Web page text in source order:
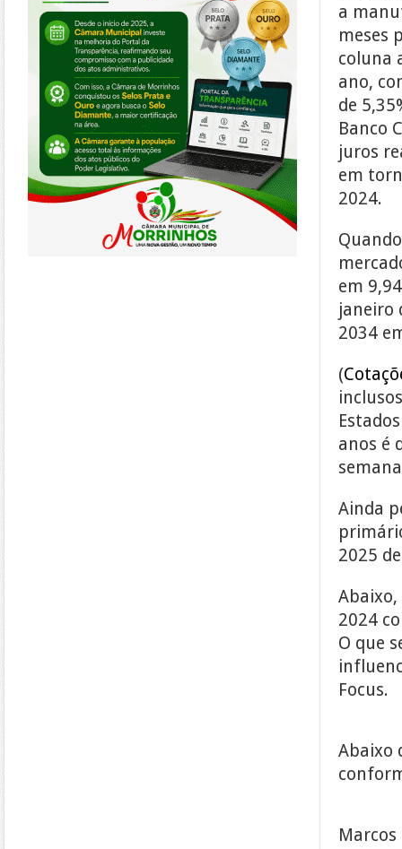
a
meses
coluna
ano,
de
Banco
juros
em
2024.
em
janeiro
2034
(
anos é
Ainda
2025
2024
O que
Focus.
Abaixo
Marcos